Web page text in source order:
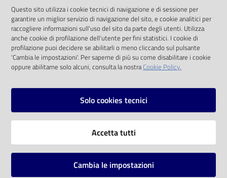
Eventi
Chiedi al
bibliotecario
Avvisi
solo alle condizioni previste dalla direttiva
comunitaria 2003/98/CE e dal d.lgs. 36/2006
SOCIAL
Instagram
Vai alla pagina
Questo sito utilizza i cookie tecnici di navigazione e di sessione per
garantire un miglior servizio di navigazione del sito, e cookie analitici per
raccogliere informazioni sull'uso del sito da parte degli utenti. Utilizza
anche cookie di profilazione dell'utente per fini statistici. I cookie di
profilazione puoi decidere se abilitarli o meno cliccando sul pulsante
'Cambia le impostazioni'. Per saperne di più su come disabilitare i cookie
oppure abilitarne solo alcuni, consulta la nostraCookie Policy.
Solo cookies tecnici
Accetta tutti
Cambia le impostazioni